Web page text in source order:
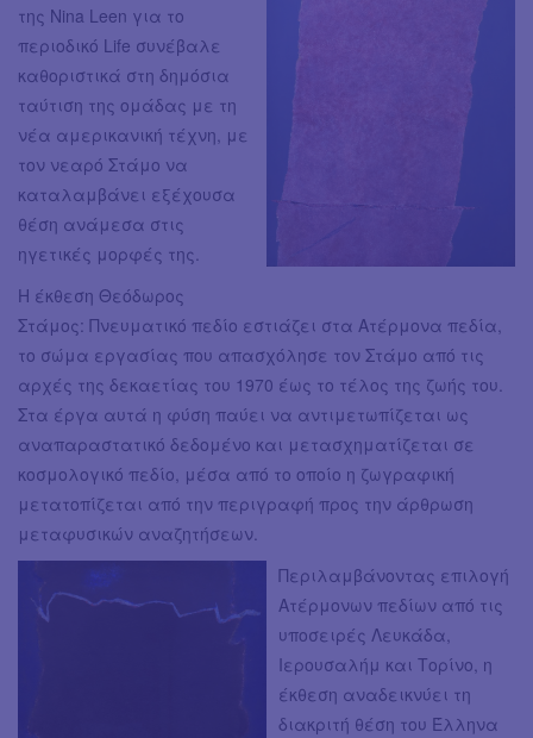
της Nina Leen για το
περιοδικό Life συνέβαλε
καθοριστικά στη δημόσια
ταύτιση της ομάδας με τη
νέα αμερικανική τέχνη, με
τον νεαρό Στάμο να
καταλαμβάνει εξέχουσα
θέση ανάμεσα στις
ηγετικές μορφές της.
Η έκθεση Θεόδωρος
Στάμος: Πνευματικό πεδίο εστιάζει στα Ατέρμονα πεδία,
το σώμα εργασίας που απασχόλησε τον Στάμο από τις
αρχές της δεκαετίας του 1970 έως το τέλος της ζωής του.
Στα έργα αυτά η φύση παύει να αντιμετωπίζεται ως
αναπαραστατικό δεδομένο και μετασχηματίζεται σε
κοσμολογικό πεδίο, μέσα από το οποίο η ζωγραφική
μετατοπίζεται από την περιγραφή προς την άρθρωση
μεταφυσικών αναζητήσεων.
Περιλαμβάνοντας επιλογή
Ατέρμονων πεδίων από τις
υποσειρές Λευκάδα,
Ιερουσαλήμ και Τορίνο, η
έκθεση αναδεικνύει τη
διακριτή θέση του Έλληνα